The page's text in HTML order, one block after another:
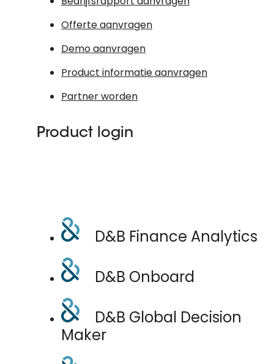
Offerte aanvragen
Demo aanvragen
Product informatie aanvragen
Partner worden
Product login
D&B Finance Analytics
D&B Onboard
D&B Global Decision
Maker